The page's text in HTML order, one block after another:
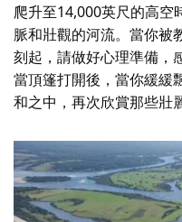
爬升至14,000英尺的高空
脈和壯觀的河流。當你被
刻起，請做好心理準備，
當頂篷打開後，當你緩緩
和之中，再次欣賞那些壯